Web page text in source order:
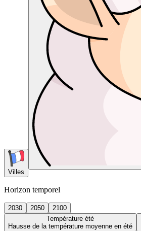
Villes
Horizon temporel
2030 2050
2100
Température été
Hausse de la température moyenne en été